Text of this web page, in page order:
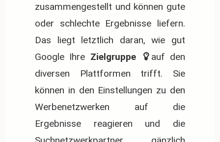
zusammengestellt und können gute
oder schlechte Ergebnisse liefern.
Das liegt letztlich daran, wie gut
Google Ihre Zielgruppe
auf den
diversen Plattformen trifft. Sie
können in den Einstellungen zu den
Werbenetzwerken auf die
Ergebnisse reagieren und die